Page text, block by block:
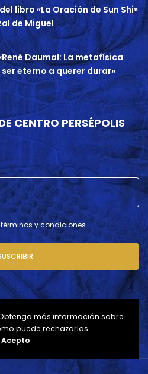
libro «La Oración de Sun Shi»
de Miguel
Daumal: La metafísica
eterno a querer durar»
CENTRO PERSÉPOLIS
y condiciones .
más información sobre
puede rechazarlas.
Acepto